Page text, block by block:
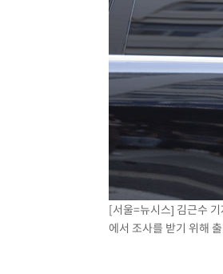
[서울=뉴시스] 김근수
에서 조사를 받기 위해